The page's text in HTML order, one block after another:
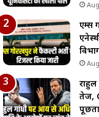
एम्स
तेज,